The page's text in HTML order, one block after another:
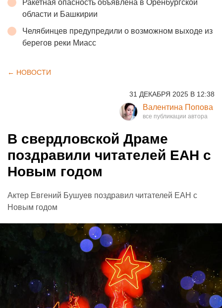
Ракетная опасность объявлена в Оренбургской
области и Башкирии
Челябинцев предупредили о возможном выходе из
берегов реки Миасс
← НОВОСТИ
31 ДЕКАБРЯ 2025 В 12:38
Валентина Попова
В свердловской Драме
поздравили читателей ЕАН с
Новым годом
Актер Евгений Бушуев поздравил читателей ЕАН с
Новым годом